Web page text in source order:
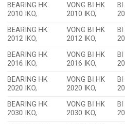
BEARING HK
2010 IKO,
VONG BI HK
2010 IKO,
BEARING HK
2012 IKO,
VONG BI HK
2012 IKO,
BEARING HK
2016 IKO,
VONG BI HK
2016 IKO,
BEARING HK
2020 IKO,
VONG BI HK
2020 IKO,
BEARING HK
2030 IKO,
VONG BI HK
2030 IKO,